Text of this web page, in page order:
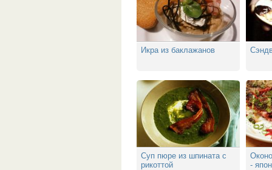
Икра из баклажанов
Суп пюре из шпината с
рикоттой
-